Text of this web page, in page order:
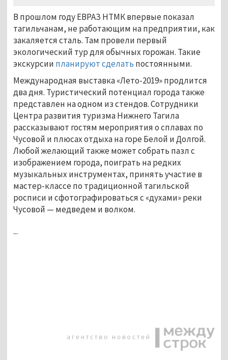
В прошлом году ЕВРАЗ НТМК впервые показал
тагильчанам, не работающим на предприятии, как
закаляется сталь. Там провели первый
экологический тур для обычных горожан. Такие
экскурсии планируют сделать постоянными.
Международная выставка «Лето-2019» продлится
два дня. Туристический потенциал города также
представлен на одном из стендов. Сотрудники
Центра развития туризма Нижнего Тагила
рассказывают гостям мероприятия о сплавах по
Чусовой и плюсах отдыха на горе Белой и Долгой.
Любой желающий также может собрать пазл с
изображением города, поиграть на редких
музыкальных инструментах, принять участие в
мастер-классе по традиционной тагильской
росписи и сфотографироваться с «духами» реки
Чусовой — медведем и волком.
...